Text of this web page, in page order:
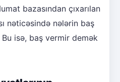
bazasından çıxarılan
nəticəsində nələrin baş
isə, baş vermir demək